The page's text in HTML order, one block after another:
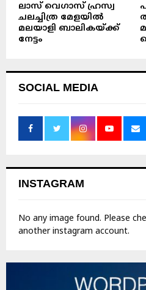
ലാസ് വെഗാസ് ഹ്രസ്വ
ചലച്ചിത്ര മേളയിൽ
മലയാളി ബാലികയ്ക്ക്
നേട്ടം
SOCIAL MEDIA
INSTAGRAM
No any image found. Please
another instagram account.